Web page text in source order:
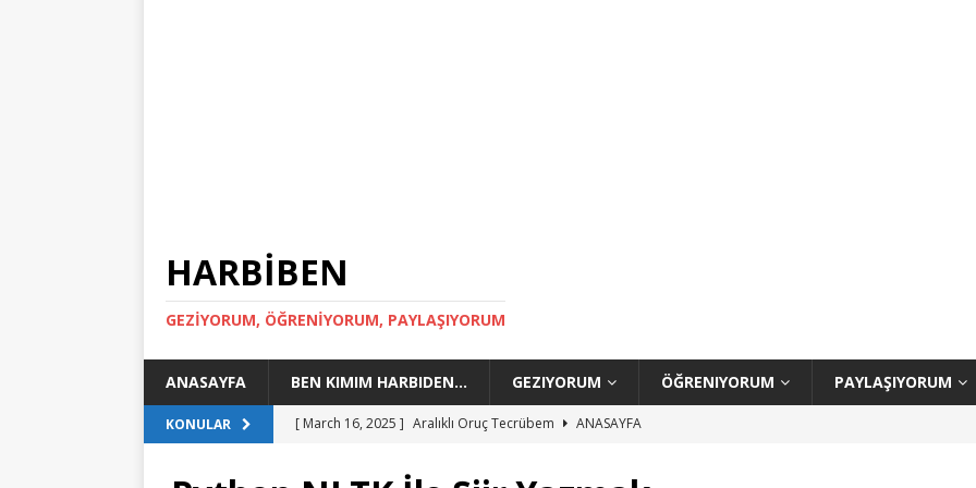
HARBİBEN
GEZİYORUM, ÖĞRENİYORUM, PAYLAŞIYORUM
ANASAYFA BEN KIMIM HARBIDEN… GEZIYORUM ÖĞRENIYORUM PAYLAŞIYORUM
KONULAR [ March 16, 2025 ] Aralıklı Oruç Tecrübem
ANASAYFA